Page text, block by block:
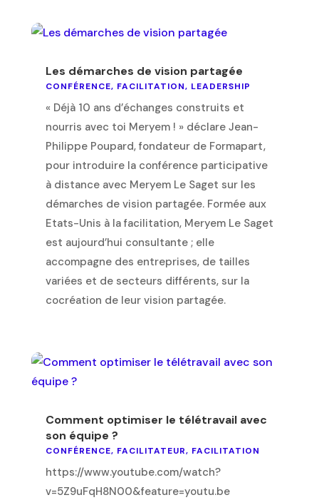
Les démarches de vision partagée
CONFÉRENCE, FACILITATION, LEADERSHIP
« Déjà 10 ans d’échanges construits et
nourris avec toi Meryem ! » déclare Jean-
Philippe Poupard, fondateur de Formapart,
pour introduire la conférence participative
à distance avec Meryem Le Saget sur les
démarches de vision partagée. Formée aux
Etats-Unis à la facilitation, Meryem Le Saget
est aujourd’hui consultante ; elle
accompagne des entreprises, de tailles
variées et de secteurs différents, sur la
cocréation de leur vision partagée.
Comment optimiser le télétravail avec
son équipe ?
CONFÉRENCE, FACILITATEUR, FACILITATION
https://www.youtube.com/watch?
v=5Z9uFqH8N00&feature=youtu.be